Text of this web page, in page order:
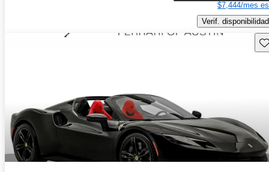
$7,444/mes
Verif. disponibilidad